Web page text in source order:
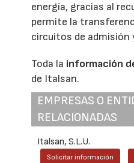
energía, gracias al
permite la
circuitos de admisión
Toda la información
de Italsan.
EMPRESAS O
RELACIONADAS
Italsan, S.L.U.
Solicitar información